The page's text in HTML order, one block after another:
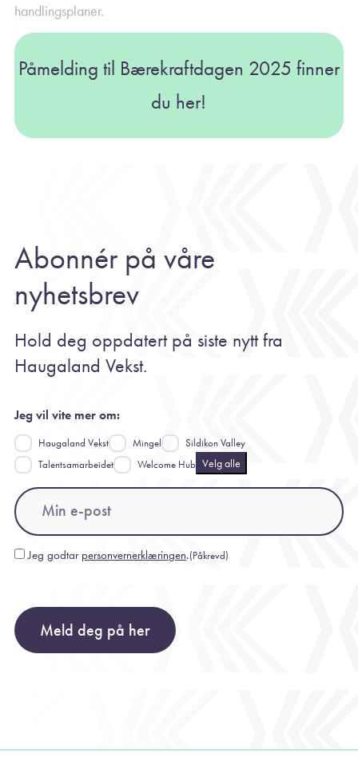
handlingsplaner.
Påmelding til Bærekraftdagen 2025 finner
du her!
Abonnér på våre
nyhetsbrev
Hold deg oppdatert på siste nytt fra
Haugaland Vekst.
Jeg vil vite mer om:
Haugaland Vekst Mingel
Sildikon Valley
Talentsamarbeidet
Welcome Hub Velg alle
Email
Consent(Påkrevd)
Jeg godtar personvernerklæringen.(Påkrevd)
Meld deg på her